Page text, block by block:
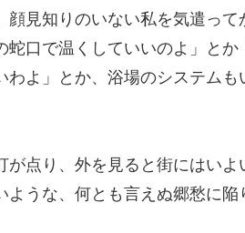
見知りのいない私を気遣って
口で温くしていいのよ」とか
よ」とか、浴場のシステムも
が点り、外を見ると街にはい
うな、何とも言えぬ郷愁に